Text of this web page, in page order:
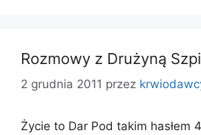
Rozmowy z Drużyną
2 grudnia 2011 przez
Życie to Dar Pod takim hasłem